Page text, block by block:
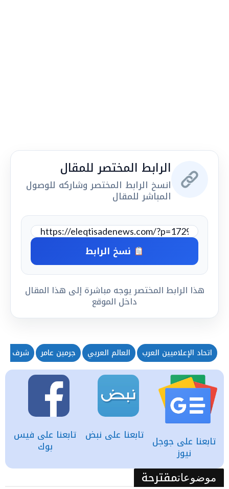
الرابط المختصر للمقال
انسخ الرابط المختصر وشاركه للوصول
المباشر للمقال
نسخ الرابط
هذا الرابط المختصر يوجه مباشرة إلى هذا المقال
داخل الموقع
اتحاد الإعلاميين العرب العالم العربي جرمين عامر شرف
تابعنا على فيس
بوك
تابعنا على نبض تابعنا على جوجل
نيوز
موضوعاتمقترحة